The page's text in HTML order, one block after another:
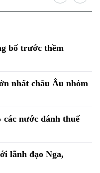
bố trước thềm
nhất châu Âu nhóm
các nước đánh thuế
lãnh đạo Nga,